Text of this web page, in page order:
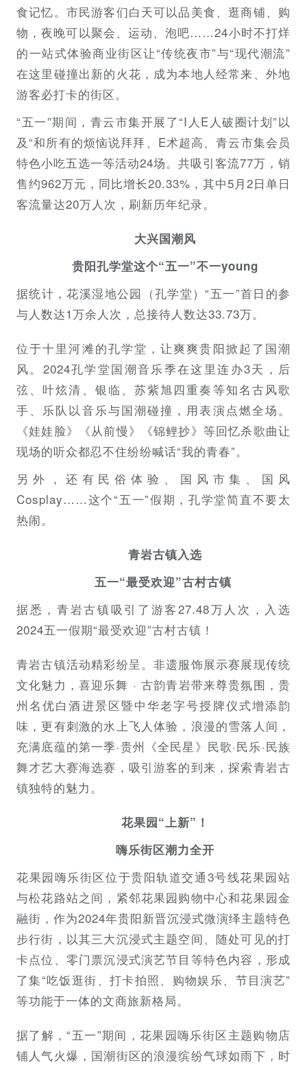
食记忆。市民游客们白天可以品美食、逛商铺、购
物，夜晚可以聚会、运动、泡吧……24小时不打烊
的一站式体验商业街区让“传统夜市”与“现代潮流”
在这里碰撞出新的火花，成为本地人经常来、外地
游客必打卡的街区。
“五一”期间，青云市集开展了“I人E人破圈计划”以
及“和所有的烦恼说拜拜、E术超高、青云市集会员
特色小吃五选一等活动24场。共吸引客流77万，销
售约962万元，同比增长20.33%，其中5月2日单日
客流量达20万人次，刷新历年纪录。
大兴国潮风
贵阳孔学堂这个“五一”不一young
据统计，花溪湿地公园（孔学堂）“五一”首日的参
与人数达1万余人次，总接待人数达33.73万。
位于十里河滩的孔学堂，让爽爽贵阳掀起了国潮
风。2024孔学堂国潮音乐季在这里连办3天，后
弦、叶炫清、银临、苏紫旭四重奏等知名古风歌
手、乐队以音乐与国潮碰撞，用表演点燃全场。
《娃娃脸》《从前慢》《锦鲤抄》等回忆杀歌曲让
现场的听众都忍不住纷纷喊话“我的青春”。
另外，还有民俗体验、国风市集、国风
Cosplay……这个“五一”假期，孔学堂简直不要太
热闹。
青岩古镇入选
五一“最受欢迎”古村古镇
据悉，青岩古镇吸引了游客27.48万人次，入选
2024五一假期“最受欢迎”古村古镇！
青岩古镇活动精彩纷呈。非遗服饰展示赛展现传统
文化魅力，喜迎乐舞 · 古韵青岩带来尊贵氛围，贵
州名优白酒进景区暨中华老字号授牌仪式增添韵
味，更有刺激的水上飞人体验，浪漫的雪落人间，
充满底蕴的第一季·贵州《全民星》民歌·民乐·民族
舞才艺大赛海选赛，吸引游客的到来，探索青岩古
镇独特的魅力。
花果园“上新”！
嗨乐街区潮力全开
花果园嗨乐街区位于贵阳轨道交通3号线花果园站
与松花路站之间，紧邻花果园购物中心和花果园金
融街，作为2024年贵阳新晋沉浸式微演绎主题特色
步行街，以其三大沉浸式主题空间、随处可见的打
卡点位、零门票沉浸式演艺节目等特色内容，形成
了集“吃饭逛街、打卡拍照、购物娱乐、节目演艺”
等功能于一体的文商旅新格局。
据了解，“五一”期间，花果园嗨乐街区主题购物店
铺人气火爆，国潮街区的浪漫缤纷气球如雨下，时